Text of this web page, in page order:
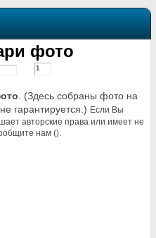
фото
. (Здесь собраны фото на
гарантируется.) Если Вы
авторские права или имеет не
нам ().